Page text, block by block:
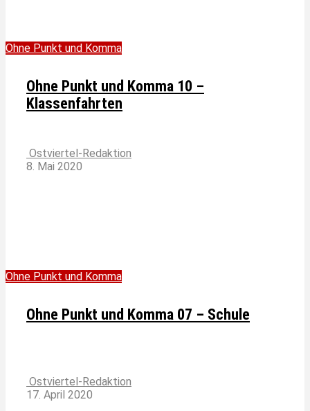
Ohne Punkt und Komma
Ohne Punkt und Komma 10 –
Klassenfahrten
Ostviertel-Redaktion
8. Mai 2020
Ohne Punkt und Komma
Ohne Punkt und Komma 07 – Schule
Ostviertel-Redaktion
17. April 2020